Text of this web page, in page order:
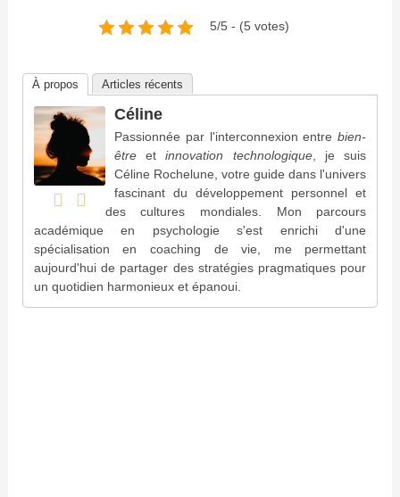
5/5 - (5 votes)
À propos Articles récents
Céline
Passionnée par l'interconnexion entrebien-
êtreetinnovation technologique, je suis
Céline Rochelune, votre guide dans l'univers
fascinant du développement personnel et
des cultures mondiales. Mon parcours
académique en psychologie s'est enrichi d'une
spécialisation en coaching de vie, me permettant
aujourd'hui de partager des stratégies pragmatiques pour
un quotidien harmonieux et épanoui.